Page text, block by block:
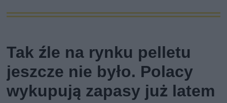
Tak źle na rynku pelletu
jeszcze nie było. Polacy
wykupują zapasy już latem